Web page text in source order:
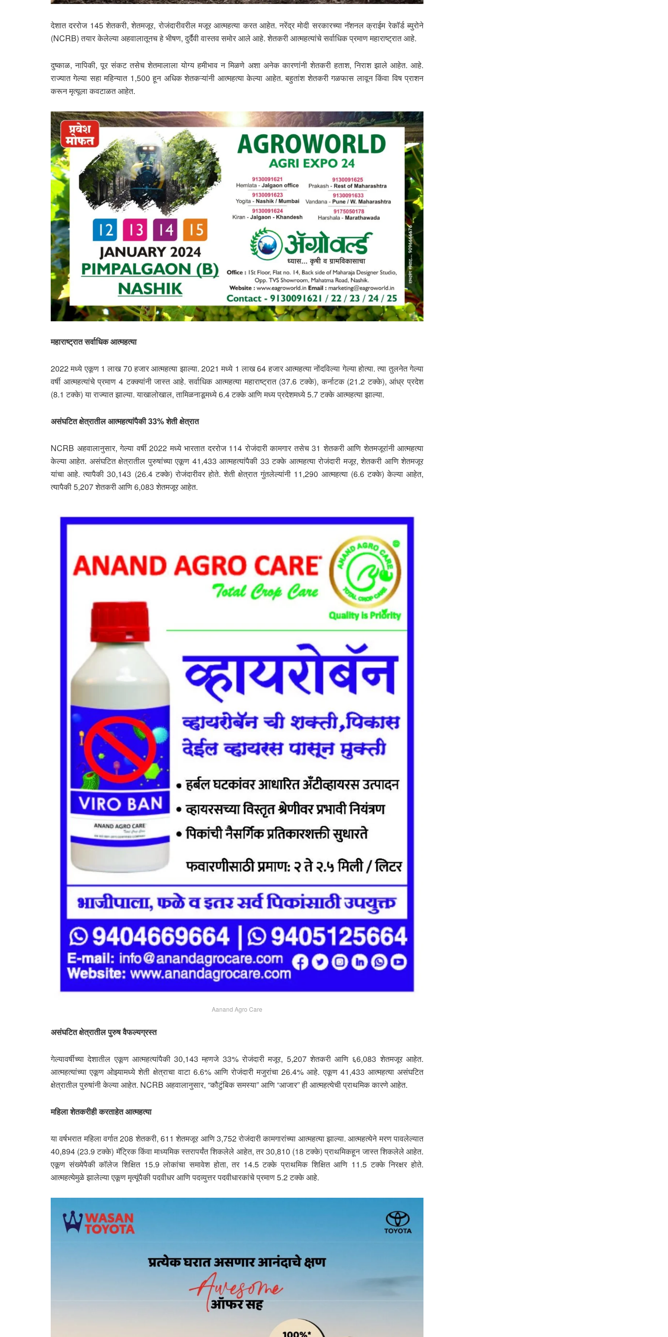
देशात दररोज 145 शेतकरी, शेतमजूर, रोजंदारीवरील मजूर आत्महत्या करत आहेत. नरेंद्र मोदी सरकारच्या नॅशनल क्राईम रेकॉर्ड ब्युरोने
(NCRB) तयार केलेल्या अहवालातूनच हे भीषण, दुर्दैवी वास्तव समोर आले आहे. शेतकरी आत्महत्यांचे सर्वाधिक प्रमाण महाराष्ट्रात आहे.
दुष्काळ, नापिकी, पूर संकट तसेच शेतमालाला योग्य हमीभाव न मिळणे अशा अनेक कारणांनी शेतकरी हताश, निराश झाले आहेत. आहे.
राज्यात गेल्या सहा महिन्यात 1,500 हून अधिक शेतकऱ्यांनी आत्महत्या केल्या आहेत. बहुतांश शेतकरी गळफास लावून किंवा विष प्राशन
करून मृत्यूला कवटाळत आहेत.
महाराष्ट्रात सर्वाधिक आत्महत्या
2022 मध्ये एकूण 1 लाख 70 हजार आत्महत्या झाल्या. 2021 मध्ये 1 लाख 64 हजार आत्महत्या नोंदविल्या गेल्या होत्या. त्या तुलनेत गेल्या
वर्षी आत्महत्यांचे प्रमाण 4 टक्क्यांनी जास्त आहे. सर्वाधिक आत्महत्या महाराष्ट्रात (37.6 टक्के), कर्नाटक (21.2 टक्के), आंध्र प्रदेश
(8.1 टक्के) या राज्यात झाल्या. याखालोखाल, तामिळनाडूमध्ये 6.4 टक्के आणि मध्य प्रदेशमध्ये 5.7 टक्के आत्महत्या झाल्या.
असंघटित क्षेत्रातील आत्महत्यांपैकी 33% शेती क्षेत्रात
NCRB अहवालानुसार, गेल्या वर्षी 2022 मध्ये भारतात दररोज 114 रोजंदारी कामगार तसेच 31 शेतकरी आणि शेतमजूरांनी आत्महत्या
केल्या आहेत. असंघटित क्षेत्रातील पुरुषांच्या एकूण 41,433 आत्महत्यांपैकी 33 टक्के आत्महत्या रोजंदारी मजूर, शेतकरी आणि शेतमजूर
यांचा आहे. त्यापैकी 30,143 (26.4 टक्के) रोजंदारीवर होते. शेती क्षेत्रात गुंतलेल्यांनी 11,290 आत्महत्या (6.6 टक्के) केल्या आहेत,
त्यापैकी 5,207 शेतकरी आणि 6,083 शेतमजूर आहेत.
Aanand Agro Care
असंघटित क्षेत्रातील पुरुष वैफल्यग्रस्त
गेल्यावर्षीच्या देशातील एकूण आत्महत्यांपैकी 30,143 म्हणजे 33% रोजंदारी मजूर, 5,207 शेतकरी आणि ६6,083 शेतमजूर आहेत.
आत्महत्यांच्या एकूण ओझ्यामध्ये शेती क्षेत्राचा वाटा 6.6% आणि रोजंदारी मजुरांचा 26.4% आहे. एकूण 41,433 आत्महत्या असंघटित
क्षेत्रातील पुरुषांनी केल्या आहेत. NCRB अहवालानुसार, “कौटुंबिक समस्या” आणि “आजार” ही आत्महत्येची प्राथमिक कारणे आहेत.
महिला शेतकरीही करताहेत आत्महत्या
या वर्षभरात महिला वर्गात 208 शेतकरी, 611 शेतमजूर आणि 3,752 रोजंदारी कामगारांच्या आत्महत्या झाल्या. आत्महत्येने मरण पावलेल्यात
40,894 (23.9 टक्के) मॅट्रिक किंवा माध्यमिक स्तरापर्यंत शिकलेले आहेत, तर 30,810 (18 टक्के) प्राथमिकहून जास्त शिकलेले आहेत.
एकूण संख्येपैकी कॉलेज शिक्षित 15.9 लोकांचा समावेश होता, तर 14.5 टक्के प्राथमिक शिक्षित आणि 11.5 टक्के निरक्षर होते.
आत्महत्येमुळे झालेल्या एकूण मृत्यूंपैकी पदवीधर आणि पदव्युत्तर पदवीधारकांचे प्रमाण 5.2 टक्के आहे.